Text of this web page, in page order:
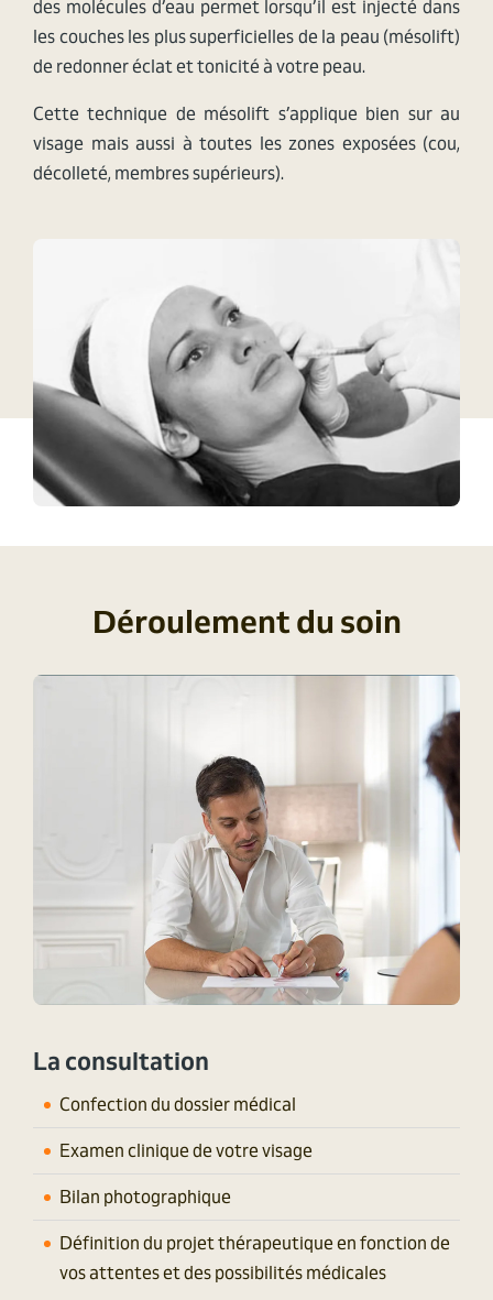
des molécules d’eau permet lorsqu’il est injecté dans
les couches les plus superficielles de la peau (mésolift)
de redonner éclat et tonicité à votre peau.
​Cette technique de mésolift s’applique bien sur au
visage mais aussi à toutes les zones exposées (cou,
décolleté, membres supérieurs).
Déroulement du soin
La consultation
Confection du dossier médical
Examen clinique de votre visage
Bilan photographique
Définition du projet thérapeutique en fonction de
vos attentes et des possibilités médicales